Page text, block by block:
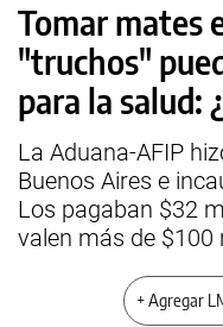
Tomar mates
"truchos"
para la salud:
La Aduana-AFIP
Buenos Aires e
Los pagaban $32
valen más de $100
+ Agregar